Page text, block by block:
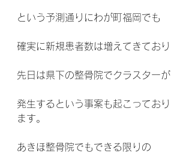
という予測通りにわが町福岡でも
確実に新規患者数は増えてきており
先日は県下の整骨院でクラスターが
発生するという事案も起こっており
ます。
あきほ整骨院でもできる限りの